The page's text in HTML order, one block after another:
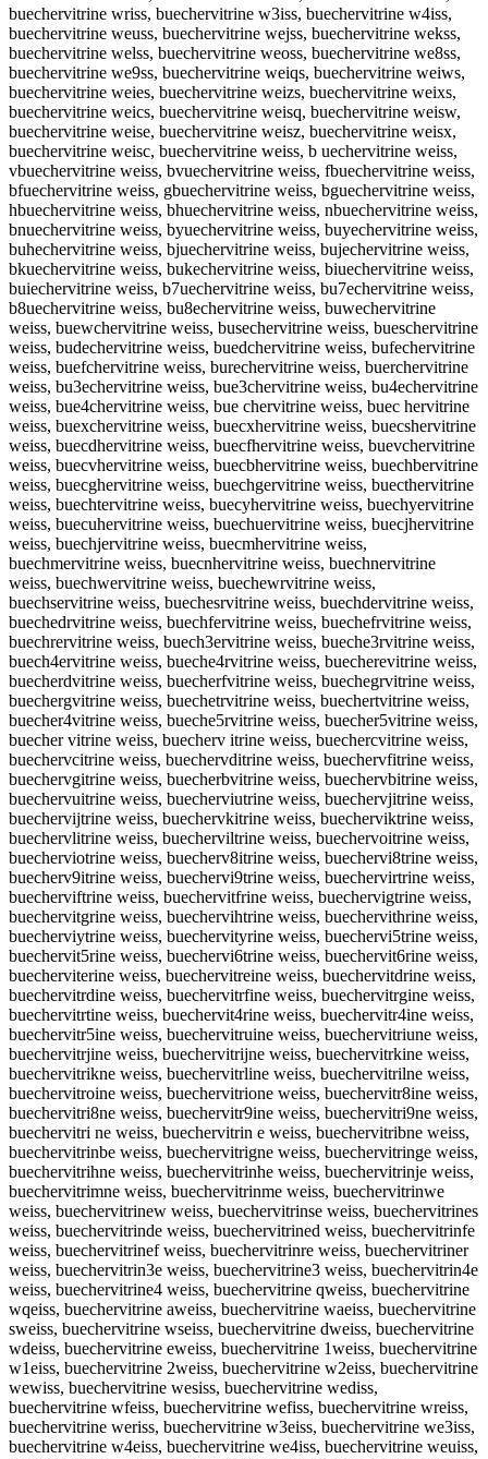
buechervitrine wriss, buechervitrine w3iss, buechervitrine w4iss,
buechervitrine weuss, buechervitrine wejss, buechervitrine wekss,
buechervitrine welss, buechervitrine weoss, buechervitrine we8ss,
buechervitrine we9ss, buechervitrine weiqs, buechervitrine weiws,
buechervitrine weies, buechervitrine weizs, buechervitrine weixs,
buechervitrine weics, buechervitrine weisq, buechervitrine weisw,
buechervitrine weise, buechervitrine weisz, buechervitrine weisx,
buechervitrine weisc, buechervitrine weiss, b uechervitrine weiss,
vbuechervitrine weiss, bvuechervitrine weiss, fbuechervitrine weiss,
bfuechervitrine weiss, gbuechervitrine weiss, bguechervitrine weiss,
hbuechervitrine weiss, bhuechervitrine weiss, nbuechervitrine weiss,
bnuechervitrine weiss, byuechervitrine weiss, buyechervitrine weiss,
buhechervitrine weiss, bjuechervitrine weiss, bujechervitrine weiss,
bkuechervitrine weiss, bukechervitrine weiss, biuechervitrine weiss,
buiechervitrine weiss, b7uechervitrine weiss, bu7echervitrine weiss,
b8uechervitrine weiss, bu8echervitrine weiss, buwechervitrine
weiss, buewchervitrine weiss, busechervitrine weiss, bueschervitrine
weiss, budechervitrine weiss, buedchervitrine weiss, bufechervitrine
weiss, buefchervitrine weiss, burechervitrine weiss, buerchervitrine
weiss, bu3echervitrine weiss, bue3chervitrine weiss, bu4echervitrine
weiss, bue4chervitrine weiss, bue chervitrine weiss, buec hervitrine
weiss, buexchervitrine weiss, buecxhervitrine weiss, buecshervitrine
weiss, buecdhervitrine weiss, buecfhervitrine weiss, buevchervitrine
weiss, buecvhervitrine weiss, buecbhervitrine weiss, buechbervitrine
weiss, buecghervitrine weiss, buechgervitrine weiss, buecthervitrine
weiss, buechtervitrine weiss, buecyhervitrine weiss, buechyervitrine
weiss, buecuhervitrine weiss, buechuervitrine weiss, buecjhervitrine
weiss, buechjervitrine weiss, buecmhervitrine weiss,
buechmervitrine weiss, buecnhervitrine weiss, buechnervitrine
weiss, buechwervitrine weiss, buechewrvitrine weiss,
buechservitrine weiss, buechesrvitrine weiss, buechdervitrine weiss,
buechedrvitrine weiss, buechfervitrine weiss, buechefrvitrine weiss,
buechrervitrine weiss, buech3ervitrine weiss, bueche3rvitrine weiss,
buech4ervitrine weiss, bueche4rvitrine weiss, buecherevitrine weiss,
buecherdvitrine weiss, buecherfvitrine weiss, buechegrvitrine weiss,
buechergvitrine weiss, buechetrvitrine weiss, buechertvitrine weiss,
buecher4vitrine weiss, bueche5rvitrine weiss, buecher5vitrine weiss,
buecher vitrine weiss, buecherv itrine weiss, buechercvitrine weiss,
buechervcitrine weiss, buechervditrine weiss, buechervfitrine weiss,
buechervgitrine weiss, buecherbvitrine weiss, buechervbitrine weiss,
buechervuitrine weiss, buecherviutrine weiss, buechervjitrine weiss,
buechervijtrine weiss, buechervkitrine weiss, buecherviktrine weiss,
buechervlitrine weiss, buecherviltrine weiss, buechervoitrine weiss,
buecherviotrine weiss, buecherv8itrine weiss, buechervi8trine weiss,
buecherv9itrine weiss, buechervi9trine weiss, buechervirtrine weiss,
buecherviftrine weiss, buechervitfrine weiss, buechervigtrine weiss,
buechervitgrine weiss, buechervihtrine weiss, buechervithrine weiss,
buecherviytrine weiss, buechervityrine weiss, buechervi5trine weiss,
buechervit5rine weiss, buechervi6trine weiss, buechervit6rine weiss,
buecherviterine weiss, buechervitreine weiss, buechervitdrine weiss,
buechervitrdine weiss, buechervitrfine weiss, buechervitrgine weiss,
buechervitrtine weiss, buechervit4rine weiss, buechervitr4ine weiss,
buechervitr5ine weiss, buechervitruine weiss, buechervitriune weiss,
buechervitrjine weiss, buechervitrijne weiss, buechervitrkine weiss,
buechervitrikne weiss, buechervitrline weiss, buechervitrilne weiss,
buechervitroine weiss, buechervitrione weiss, buechervitr8ine weiss,
buechervitri8ne weiss, buechervitr9ine weiss, buechervitri9ne weiss,
buechervitri ne weiss, buechervitrin e weiss, buechervitribne weiss,
buechervitrinbe weiss, buechervitrigne weiss, buechervitringe weiss,
buechervitrihne weiss, buechervitrinhe weiss, buechervitrinje weiss,
buechervitrimne weiss, buechervitrinme weiss, buechervitrinwe
weiss, buechervitrinew weiss, buechervitrinse weiss, buechervitrines
weiss, buechervitrinde weiss, buechervitrined weiss, buechervitrinfe
weiss, buechervitrinef weiss, buechervitrinre weiss, buechervitriner
weiss, buechervitrin3e weiss, buechervitrine3 weiss, buechervitrin4e
weiss, buechervitrine4 weiss, buechervitrine qweiss, buechervitrine
wqeiss, buechervitrine aweiss, buechervitrine waeiss, buechervitrine
sweiss, buechervitrine wseiss, buechervitrine dweiss, buechervitrine
wdeiss, buechervitrine eweiss, buechervitrine 1weiss, buechervitrine
w1eiss, buechervitrine 2weiss, buechervitrine w2eiss, buechervitrine
wewiss, buechervitrine wesiss, buechervitrine wediss,
buechervitrine wfeiss, buechervitrine wefiss, buechervitrine wreiss,
buechervitrine weriss, buechervitrine w3eiss, buechervitrine we3iss,
buechervitrine w4eiss, buechervitrine we4iss, buechervitrine weuiss,